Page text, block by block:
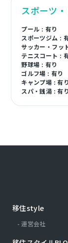
スポーツ
プール : 有り
スポーツジム :
サッカー・フッ
テニスコート :
野球場 : 有り
ゴルフ場 : 有り
キャンプ場 : 有り
スパ・銭湯 : 有り
移住style
運営会社